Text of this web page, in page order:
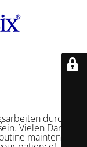
durch. Die
Vielen Dank für
maintenance.